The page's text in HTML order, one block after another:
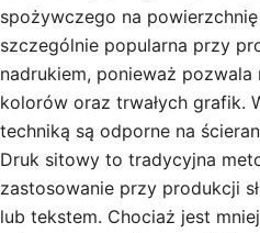
spożywczego na
szczególnie popularna przy
nadrukiem, ponieważ
kolorów oraz trwałych grafik.
techniką są odporne na
Druk sitowy to tradycyjna
zastosowanie przy produkcji
lub tekstem. Chociaż jest